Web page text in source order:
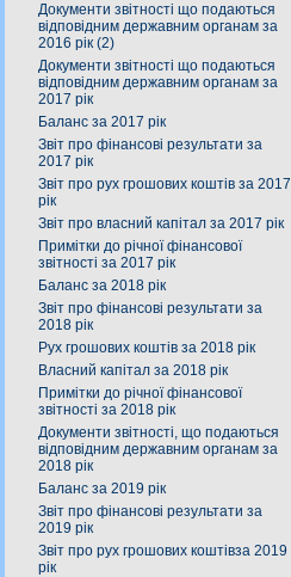
Документи звітності що подаються
відповідним державним органам за
2016 рік (2)
Документи звітності що подаються
відповідним державним органам за
2017 рік
Баланс за 2017 рік
Звіт про фінансові результати за
2017 рік
Звіт про рух грошових коштів за 2017
рік
Звіт про власний капітал за 2017 рік
Примітки до річної фінансової
звітності за 2017 рік
Баланс за 2018 рік
Звіт про фінансові результати за
2018 рік
Рух грошових коштів за 2018 рік
Власний капітал за 2018 рік
Примітки до річної фінансової
звітності за 2018 рік
Документи звітності, що подаються
відповідним державним органам за
2018 рік
Баланс за 2019 рік
Звіт про фінансові результати за
2019 рік
Звіт про рух грошових коштівза 2019
рік